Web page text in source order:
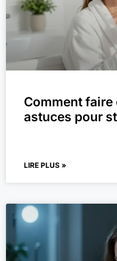
Comment faire
astuces pour
LIRE PLUS »